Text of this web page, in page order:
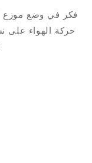
فكر في وضع موزع
حركة الهواء على